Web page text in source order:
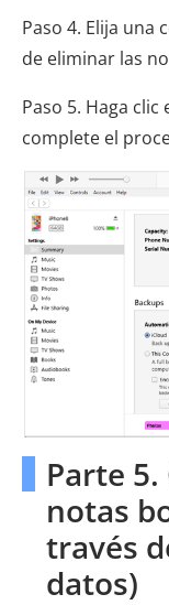
Paso 4. Elija una
de eliminar las
Paso 5. Haga clic
complete el
Parte
notas
través
datos)